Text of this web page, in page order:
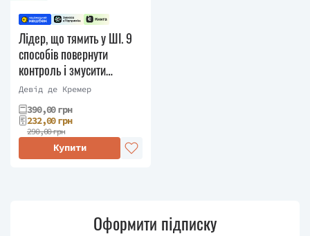
Лідер, що тямить у ШІ. 9
способів повернути
контроль і змусити
штучний інтелект
працювати
Девід де Кремер
390,00 грн
232,00 грн
290,00 грн
Купити
Оформити підписку